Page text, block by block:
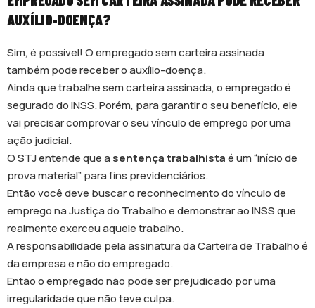
AUXÍLIO-DOENÇA?
Sim, é possível! O empregado sem carteira assinada
também pode receber o auxílio-doença.
Ainda que trabalhe sem carteira assinada, o empregado é
segurado do INSS. Porém, para garantir o seu benefício, ele
vai precisar comprovar o seu vínculo de emprego por uma
ação judicial.
O STJ entende que a sentença trabalhistaé um “início de
prova material” para fins previdenciários.
Então você deve buscar o reconhecimento do vínculo de
emprego na Justiça do Trabalho e demonstrar ao INSS que
realmente exerceu aquele trabalho.
A responsabilidade pela assinatura da Carteira de Trabalho é
da empresa e não do empregado.
Então o empregado não pode ser prejudicado por uma
irregularidade que não teve culpa.